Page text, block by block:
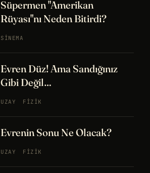
Süpermen "Amerikan
Rüyası"nı Neden Bitirdi?
SINEMA
Evren Düz! Ama Sandığınız
Gibi Değil…
UZAY FIZIK
Evrenin Sonu Ne Olacak?
UZAY FIZIK